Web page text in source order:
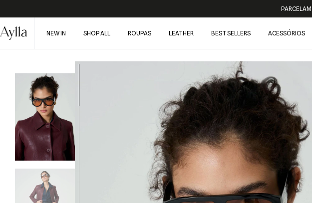
NEW IN SHOP ALL ROUPAS LEATHER BEST SELLERS ACESSÓRIOS